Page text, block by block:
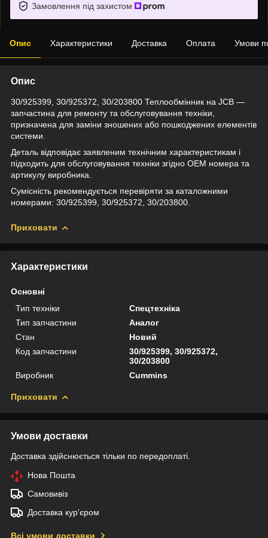
Замовлення під захистом
Опис Характеристики Доставка Оплата Умови
Опис
30/925399, 30/925372, 30/203800 Теплообмінник на JCB —
запчастина для ремонту та обслуговування техніки,
призначена для заміни зношених або пошкоджених елементів
системи.
Деталь відповідає заявленим технічним характеристикам і
підходить для обслуговування техніки згідно OEM номера та
артикулу виробника.
Сумісність рекомендується перевіряти за каталожними
номерами: 30/925399, 30/925372, 30/203800.
Приховати
Характеристики
Основні
Тип техніки
Спецтехніка
Тип запчастини
Аналог
Стан
Новий
Код запчастини
30/925399, 30/925372,
30/203800
Виробник
Cummins
Приховати
Умови доставки
Доставка здійснюється тільки по передоплаті.
Нова Пошта
Самовивіз
Доставка кур'єром
Всі умови доставки